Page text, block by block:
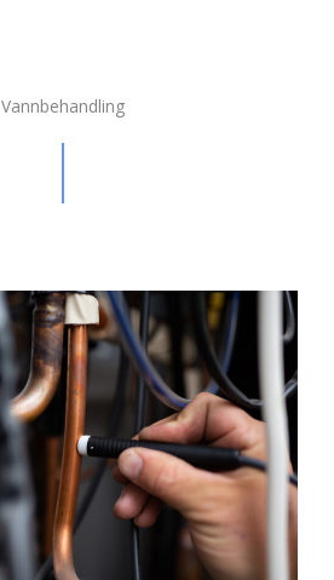
Vannbehandling